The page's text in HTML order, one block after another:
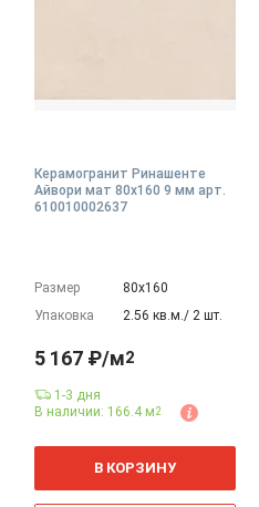
Керамогранит Ринашенте
Айвори мат 80x160 9 мм арт.
610010002637
Размер
80х160
Упаковка
2.56 кв.м./ 2 шт.
5 167 ₽/м2
1-3 дня
В наличии: 166.4 м2
м
В КОРЗИНУ